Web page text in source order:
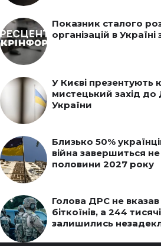
Показник сталого
організацій в Україні
У Києві презентують
мистецький захід
України
Близько 50%
війна завершиться
половини 2027 року
Голова ДРС не вказав
біткоїнів, а 244
залишились